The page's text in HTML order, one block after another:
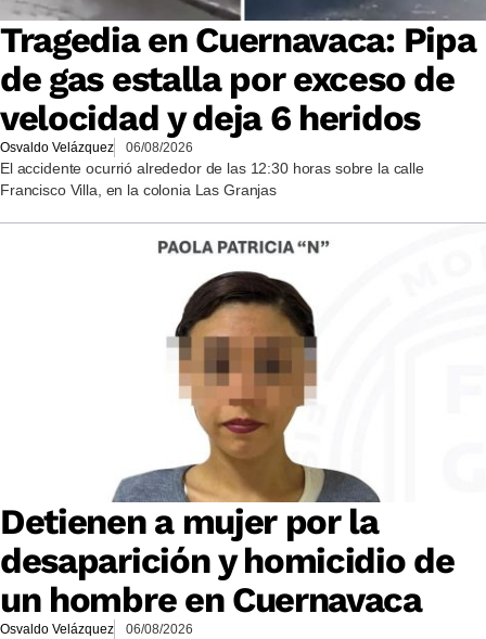
Tragedia en Cuernavaca: Pipa
de gas estalla por exceso de
velocidad y deja 6 heridos
Osvaldo Velázquez 06/08/2026
El accidente ocurrió alrededor de las 12:30 horas sobre la calle
Francisco Villa, en la colonia Las Granjas
Detienen a mujer por la
desaparición y homicidio de
un hombre en Cuernavaca
Osvaldo Velázquez 06/08/2026